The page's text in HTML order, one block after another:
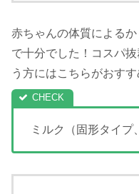
赤ちゃんの体質による
で十分でした！コスパ
う方にはこちらがおすす
ミルク（固形タイプ